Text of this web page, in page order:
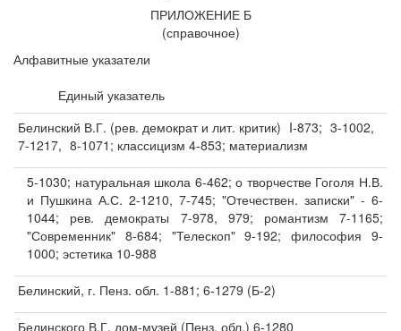
ПРИЛОЖЕНИЕ Б
(справочное)
Алфавитные указатели
Единый указатель
Белинский В.Г. (рев. демократ и лит. критик) I-873; 3-1002,
7-1217, 8-1071; классицизм 4-853; материализм
5-1030; натуральная школа 6-462; о творчестве Гоголя Н.В.
и Пушкина А.С. 2-1210, 7-745; "Отечествен. записки" - 6-
1044; рев. демократы 7-978, 979; романтизм 7-1165;
"Современник" 8-684; "Телескоп" 9-192; философия 9-
1000; эстетика 10-988
Белинский, г. Пенз. обл. 1-881; 6-1279 (Б-2)
Белинского В.Г. дом-музей (Пенз. обл.) 6-1280